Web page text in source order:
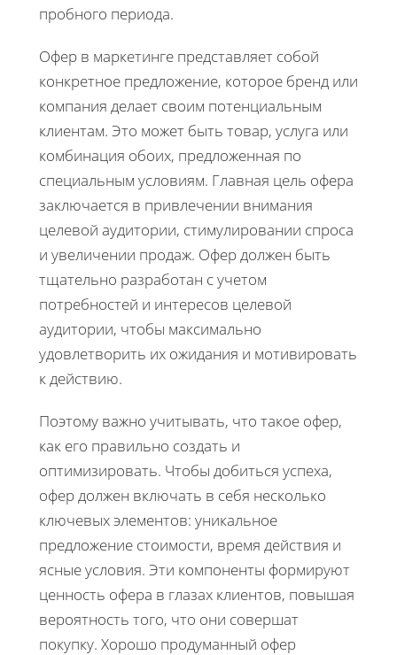
пробного периода.
Офер в маркетинге представляет собой
конкретное предложение, которое бренд или
компания делает своим потенциальным
клиентам. Это может быть товар, услуга или
комбинация обоих, предложенная по
специальным условиям. Главная цель офера
заключается в привлечении внимания
целевой аудитории, стимулировании спроса
и увеличении продаж. Офер должен быть
тщательно разработан с учетом
потребностей и интересов целевой
аудитории, чтобы максимально
удовлетворить их ожидания и мотивировать
к действию.
Поэтому важно учитывать, что такое офер,
как его правильно создать и
оптимизировать. Чтобы добиться успеха,
офер должен включать в себя несколько
ключевых элементов: уникальное
предложение стоимости, время действия и
ясные условия. Эти компоненты формируют
ценность офера в глазах клиентов, повышая
вероятность того, что они совершат
покупку. Хорошо продуманный офер